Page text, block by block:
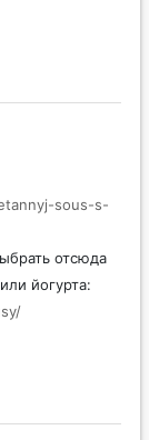
sous-s-
отсюда
йогурта: